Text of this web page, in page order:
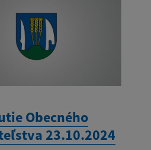
Obecného
23.10.2024